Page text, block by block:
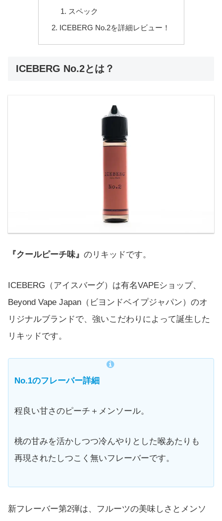
スペック
ICEBERG No.2を詳細レビュー！
ICEBERG No.2とは？
『クールピーチ味』 のリキッドです。
ICEBERG（アイスバーグ）は有名VAPEショップ、
Beyond Vape Japan（ビヨンドベイプジャパン）のオ
リジナルブランドで、強いこだわりによって誕生した
リキッドです。
No.1のフレーバー詳細
程良い甘さのピーチ＋メンソール。
桃の甘みを活かしつつ冷んやりとした喉あたりも
再現されたしつこく無いフレーバーです。
新フレーバー第2弾は、フルーツの美味しさとメンソ